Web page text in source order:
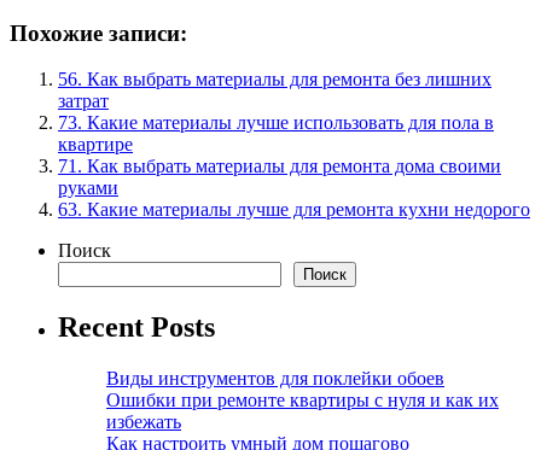
Похожие записи:
56. Как выбрать материалы для ремонта без лишних
затрат
73. Какие материалы лучше использовать для пола в
квартире
71. Как выбрать материалы для ремонта дома своими
руками
63. Какие материалы лучше для ремонта кухни недорого
Поиск
Поиск
Recent Posts
Виды инструментов для поклейки обоев
Ошибки при ремонте квартиры с нуля и как их
избежать
Как настроить умный дом пошагово